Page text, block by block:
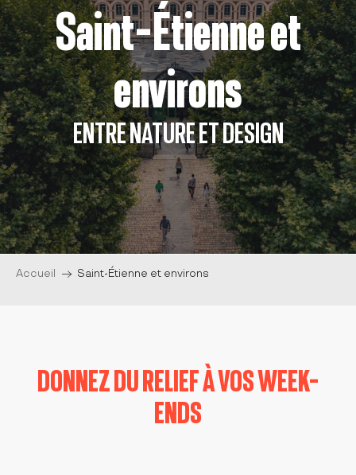
Saint-Étienne et
environs
ENTRE NATURE ET DESIGN
Accueil Saint-Étienne et environs
DONNEZ DU RELIEF À VOS WEEK-
ENDS